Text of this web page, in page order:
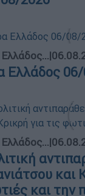
|
Ελλάδος
|
και
και την